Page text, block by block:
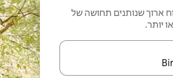
ארוך שנותנים תחושה של
יותר.
יש לנווט עם מקשי החיצים למעלה ולמטה או